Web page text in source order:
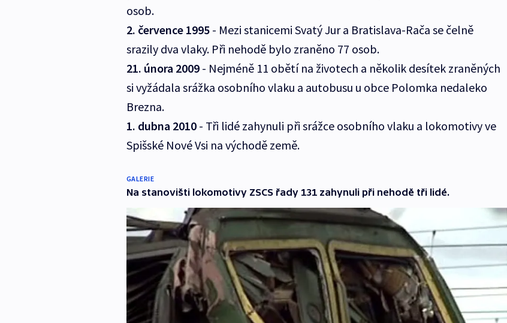
osob.
2. července 1995- Mezi stanicemi Svatý Jur a Bratislava-Rača se čelně
srazily dva vlaky. Při nehodě bylo zraněno 77 osob.
21. února 2009- Nejméně 11 obětí na životech a několik desítek zraněných
si vyžádala srážka osobního vlaku a autobusu u obce Polomka nedaleko
Brezna.
1. dubna 2010 - Tři lidé zahynuli při srážce osobního vlaku a lokomotivy ve
Spišské Nové Vsi na východě země.
GALERIE
Na stanovišti lokomotivy ZSCS řady 131 zahynuli při nehodě tři lidé.